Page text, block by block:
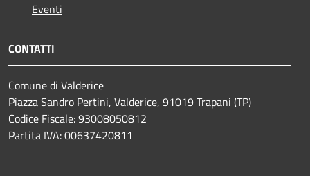
Eventi
CONTATTI
Comune di Valderice
Piazza Sandro Pertini, Valderice, 91019 Trapani (TP)
Codice Fiscale: 93008050812
Partita IVA: 00637420811